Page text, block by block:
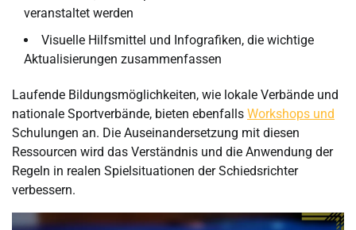
veranstaltet werden
Visuelle Hilfsmittel und Infografiken, die wichtige
Aktualisierungen zusammenfassen
Laufende Bildungsmöglichkeiten, wie lokale Verbände und
nationale Sportverbände, bieten ebenfalls Workshops und
Schulungen an. Die Auseinandersetzung mit diesen
Ressourcen wird das Verständnis und die Anwendung der
Regeln in realen Spielsituationen der Schiedsrichter
verbessern.